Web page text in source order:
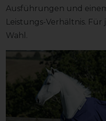
Ausführungen und
Leistungs-Verhältnis.
Wahl.